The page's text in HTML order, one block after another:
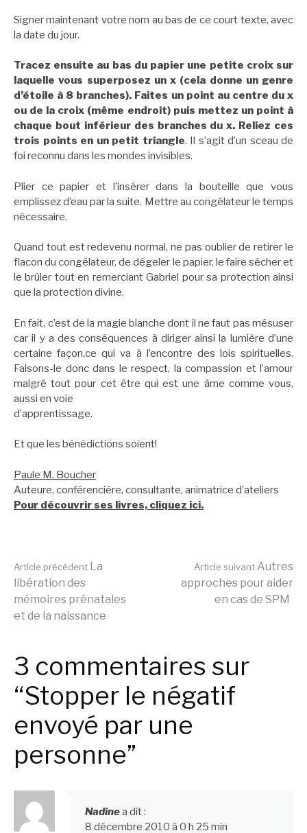
Signer maintenant votre nom au bas de ce court texte, avec
la date du jour.
Tracez ensuite au bas du papier une petite croix sur
laquelle vous superposez un x (cela donne un genre
d’étoile à 8 branches). Faites un point au centre du x
ou de la croix (même endroit) puis mettez un point à
chaque bout inférieur des branches du x. Reliez ces
trois points en un petit triangle. Il s’agit d’un sceau de
foi reconnu dans les mondes invisibles.
Plier ce papier et l’insérer dans la bouteille que vous
emplissez d’eau par la suite. Mettre au congélateur le temps
nécessaire.
Quand tout est redevenu normal, ne pas oublier de retirer le
flacon du congélateur, de dégeler le papier, le faire sécher et
le brûler tout en remerciant Gabriel pour sa protection ainsi
que la protection divine.
En fait, c’est de la magie blanche dont il ne faut pas mésuser
car il y a des conséquences à diriger ainsi la lumière d’une
certaine façon,ce qui va à l’encontre des lois spirituelles.
Faisons-le donc dans le respect, la compassion et l’amour
malgré tout pour cet être qui est une âme comme vous,
aussi en voie
d’apprentissage.
Et que les bénédictions soient!
Paule M. Boucher
Auteure, conférencière, consultante, animatrice d’ateliers
Pour découvrir ses livres, cliquez ici.
Lire
la
suite
Article précédent La
libération des
mémoires prénatales
et de la naissance
Article suivant Autres
approches pour aider
en cas de SPM
3 commentaires sur
“Stopper le négatif
envoyé par une
personne”
Nadinea dit :
8 décembre 2010 à 0 h 25 min